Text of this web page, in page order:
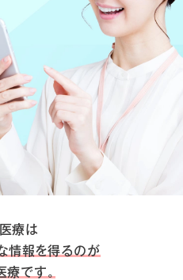
療は
情報を得るのが
療です。